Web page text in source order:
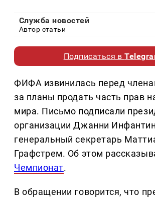
Служба новостей
Автор статьи
Подписаться в
ФИФА извинилась перед
за планы продать часть прав
мира. Письмо подписали
организации Джанни
генеральный секретарь
Графстрем. Об этом
Чемпионат.
В обращении говорится, что